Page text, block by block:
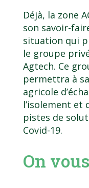
Déjà, la zone
son savoir-
situation qui
le groupe
Agtech. Ce
permettra à
agricole
l’isolement et
pistes de
Covid-19.
On